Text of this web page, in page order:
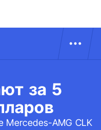
за 5
Mercedes-AMG CLK